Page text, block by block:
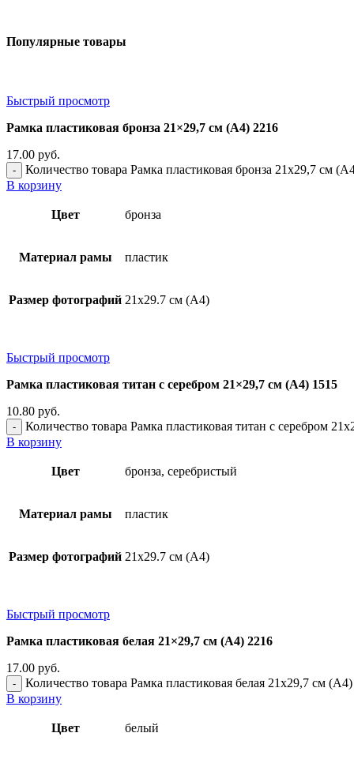
Популярные товары
Быстрый просмотр
Рамка пластиковая бронза 21×29,7 см (А4) 2216
17.00 руб.
Количество товара Рамка пластиковая бронза 21x29,7 см
В корзину
Цвет бронза
Материал рамы пластик
Размер фотографий 21х29.7 см (А4)
Быстрый просмотр
Рамка пластиковая титан с серебром 21×29,7 см (А4) 1515
10.80 руб.
Количество товара Рамка пластиковая титан с серебром
В корзину
Цвет бронза, серебристый
Материал рамы пластик
Размер фотографий 21х29.7 см (А4)
Быстрый просмотр
Рамка пластиковая белая 21×29,7 см (А4) 2216
17.00 руб.
Количество товара Рамка пластиковая белая 21x29,7 см
В корзину
Цвет белый